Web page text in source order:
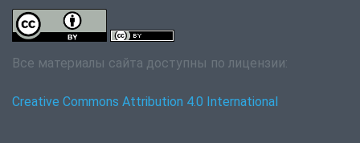
Все материалы сайта доступны по лицензии:
Creative Commons Attribution 4.0 International